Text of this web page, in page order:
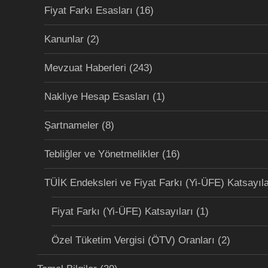
Fiyat Farkı Esasları (16)
Kanunlar (2)
Mevzuat Haberleri (243)
Nakliye Hesap Esasları (1)
Şartnameler (8)
Tebliğler ve Yönetmelikler (16)
TÜİK Endeksleri ve Fiyat Farkı (Yi-ÜFE)
Fiyat Farkı (Yi-ÜFE) Katsayıları (1)
Özel Tüketim Vergisi (ÖTV) Oranları (2)